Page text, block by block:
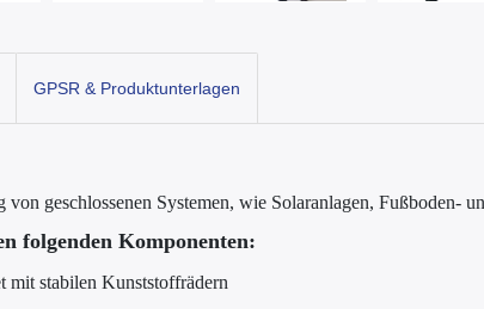
GPSR & Produktunterlagen
geschlossenen Systemen, wie Solaranlagen, Fußboden-
folgenden Komponenten:
mit stabilen Kunststoffrädern